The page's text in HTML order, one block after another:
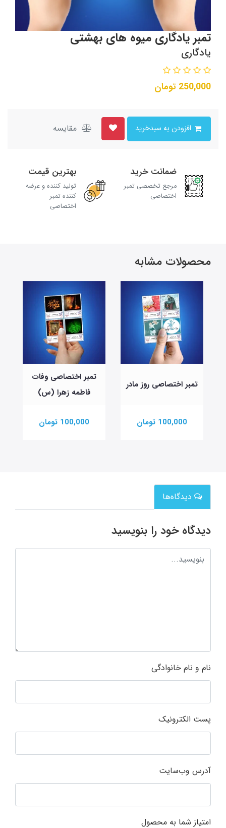
تمبر یادگاری میوه های بهشتی
یادگاری
250,000 تومان
مقایسه
ضمانت خرید
مرجع تخصصی تمبر
اختصاصی
بهترین قیمت
تولید کننده و عرضه
کننده تمبر
اختصاصی
محصولات مشابه
تمبر اختصاصی روز مادر
100,000 تومان
تمبر اختصاصی وفات
فاطمه زهرا (س)
100,000 تومان
دیدگاه‌ها
دیدگاه خود را بنویسید
نام و نام خانوادگی
پست الکترونیک
آدرس وب‌سایت
امتیاز شما به محصول